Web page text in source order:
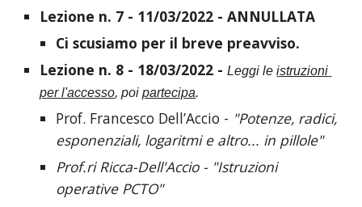
Lezione n. 7 - 11/03/2022 - ANNULLATA
Ci scusiamo per il breve preavviso.
Lezione n. 8 - 18/03/2022 - Leggi le istruzioni
per l'accesso, poi partecipa.
Prof. Francesco Dell’Accio - "Potenze, radici,
esponenziali, logaritmi e altro... in pillole"
Prof.ri Ricca-Dell'Accio - "Istruzioni
operative PCTO"